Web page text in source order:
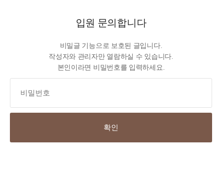
입원 문의합니다
비밀글 기능으로 보호된 글입니다.
작성자와 관리자만 열람하실 수 있습니다.
본인이라면 비밀번호를 입력하세요.